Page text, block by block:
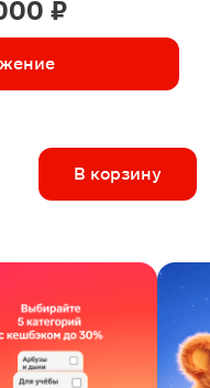
₽
В корзину